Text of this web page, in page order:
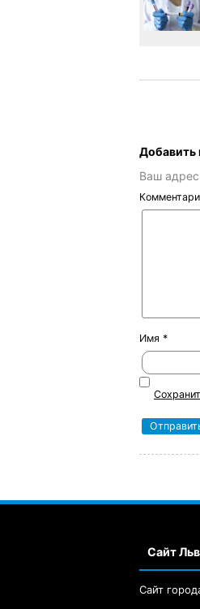
Добавить
Ваш адрес
Имя *
Сайт
Сайт